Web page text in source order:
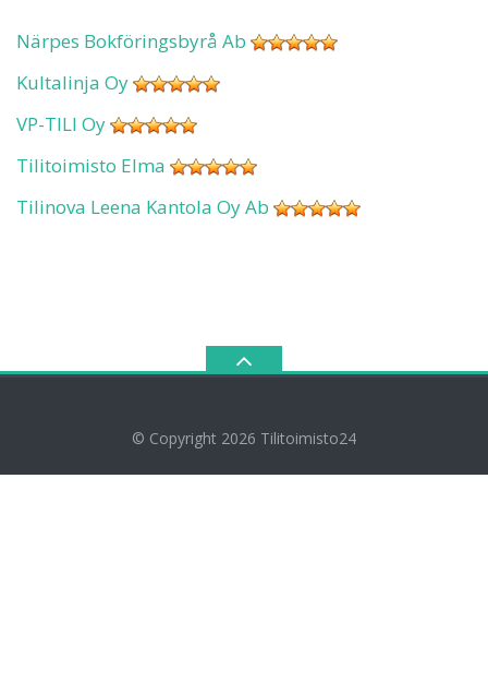
Närpes Bokföringsbyrå Ab
Kultalinja Oy
VP-TILI Oy
Tilitoimisto Elma
Tilinova Leena Kantola Oy Ab
© Copyright 2026 Tilitoimisto24